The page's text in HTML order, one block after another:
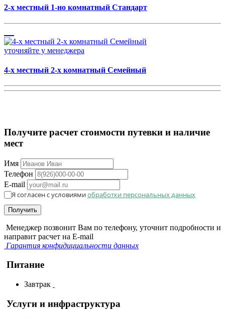
2-х местный 1-но комнатный Стандарт
уточняйте у менеджера
4-х местный 2-х комнатный Семейный
Получите расчет стоимости путевки и наличие
мест
Имя
Телефон
E-mail
Я согласен с условиямиобработки персональных данных
Получить
Менеджер позвонит Вам по телефону, уточнит подробности и
направит расчет на E-mail
Гарантия конфидициальности данных
Питание
Завтрак
Услуги и инфраструктура